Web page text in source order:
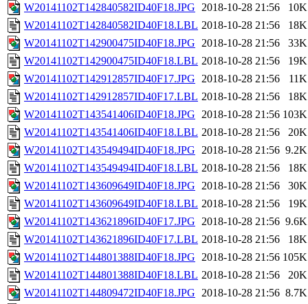
W20141102T142840582ID40F18.JPG 2018-10-28 21:56
10K
W20141102T142840582ID40F18.LBL 2018-10-28 21:56
18K
W20141102T142900475ID40F18.JPG 2018-10-28 21:56
33K
W20141102T142900475ID40F18.LBL 2018-10-28 21:56
19K
W20141102T142912857ID40F17.JPG 2018-10-28 21:56
11K
W20141102T142912857ID40F17.LBL 2018-10-28 21:56
18K
W20141102T143541406ID40F18.JPG 2018-10-28 21:56 103K
W20141102T143541406ID40F18.LBL 2018-10-28 21:56
20K
W20141102T143549494ID40F18.JPG 2018-10-28 21:56 9.2K
W20141102T143549494ID40F18.LBL 2018-10-28 21:56
18K
W20141102T143609649ID40F18.JPG 2018-10-28 21:56
30K
W20141102T143609649ID40F18.LBL 2018-10-28 21:56
19K
W20141102T143621896ID40F17.JPG 2018-10-28 21:56 9.6K
W20141102T143621896ID40F17.LBL 2018-10-28 21:56
18K
W20141102T144801388ID40F18.JPG 2018-10-28 21:56 105K
W20141102T144801388ID40F18.LBL 2018-10-28 21:56
20K
W20141102T144809472ID40F18.JPG 2018-10-28 21:56 8.7K